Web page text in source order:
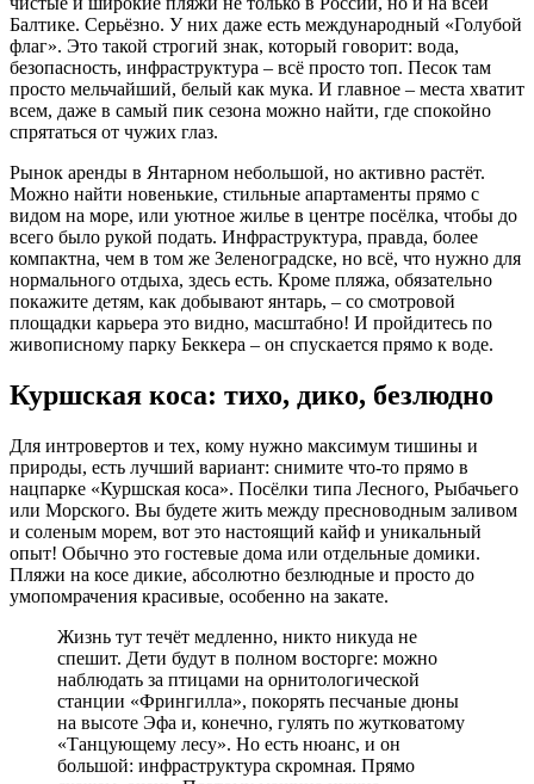
Балтике. Серьёзно. У них даже есть международный «Голубой
флаг». Это такой строгий знак, который говорит: вода,
безопасность, инфраструктура – всё просто топ. Песок там
просто мельчайший, белый как мука. И главное – места хватит
всем, даже в самый пик сезона можно найти, где спокойно
спрятаться от чужих глаз.
Рынок аренды в Янтарном небольшой, но активно растёт.
Можно найти новенькие, стильные апартаменты прямо с
видом на море, или уютное жилье в центре посёлка, чтобы до
всего было рукой подать. Инфраструктура, правда, более
компактна, чем в том же Зеленоградске, но всё, что нужно для
нормального отдыха, здесь есть. Кроме пляжа, обязательно
покажите детям, как добывают янтарь, – со смотровой
площадки карьера это видно, масштабно! И пройдитесь по
живописному парку Беккера – он спускается прямо к воде.
Куршская коса: тихо, дико, безлюдно
Для интровертов и тех, кому нужно максимум тишины и
природы, есть лучший вариант: снимите что-то прямо в
нацпарке «Куршская коса». Посёлки типа Лесного, Рыбачьего
или Морского. Вы будете жить между пресноводным заливом
и соленым морем, вот это настоящий кайф и уникальный
опыт! Обычно это гостевые дома или отдельные домики.
Пляжи на косе дикие, абсолютно безлюдные и просто до
умопомрачения красивые, особенно на закате.
Жизнь тут течёт медленно, никто никуда не
спешит. Дети будут в полном восторге: можно
наблюдать за птицами на орнитологической
станции «Фрингилла», покорять песчаные дюны
на высоте Эфа и, конечно, гулять по жутковатому
«Танцующему лесу». Но есть нюанс, и он
большой: инфраструктура скромная. Прямо